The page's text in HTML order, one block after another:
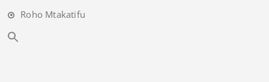
Roho Mtakatifu